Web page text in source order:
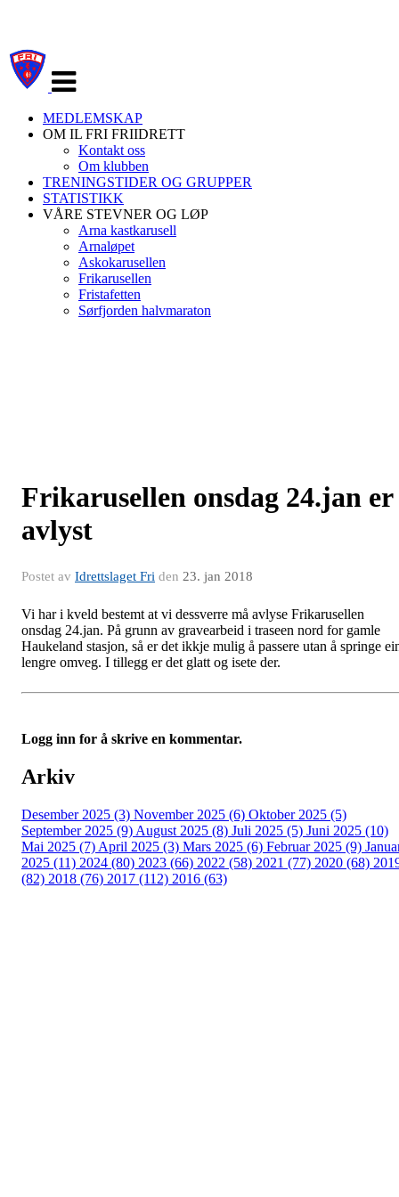
navigasjon
MEDLEMSKAP
OM IL FRI FRIIDRETT
Kontakt oss
Om klubben
TRENINGSTIDER OG GRUPPER
STATISTIKK
VÅRE STEVNER OG LØP
Arna kastkarusell
Arnaløpet
Askokarusellen
Frikarusellen
Fristafetten
Sørfjorden halvmaraton
Frikarusellen onsdag 24.jan er
avlyst
Postet av Idrettslaget Fri den 23. jan 2018
Vi har i kveld bestemt at vi dessverre må avlyse Frikarusellen
onsdag 24.jan. På grunn av gravearbeid i traseen nord for gamle
Haukeland stasjon, så er det ikkje mulig å passere utan å springe
lengre omveg. I tillegg er det glatt og isete der.
Logg inn for å skrive en kommentar.
Arkiv
Desember 2025 (3) November 2025 (6) Oktober 2025 (5)
September 2025 (9) August 2025 (8) Juli 2025 (5) Juni 2025 (10)
Mai 2025 (7) April 2025 (3) Mars 2025 (6) Februar 2025 (9)
2025 (11) 2024 (80) 2023 (66) 2022 (58) 2021 (77) 2020 (68)
(82) 2018 (76) 2017 (112) 2016 (63)